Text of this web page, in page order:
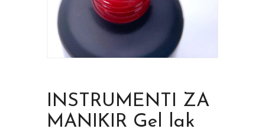
INSTRUMENTI ZA
MANIKIR Gel lak